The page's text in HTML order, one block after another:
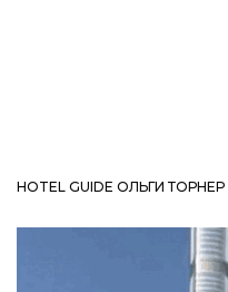
HOTEL GUIDE ОЛЬГИ ТОРНЕР